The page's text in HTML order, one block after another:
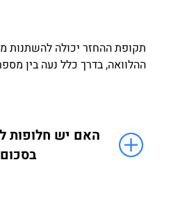
תקופת ההחזר יכולה להשתנות
ההלוואה, בדרך כלל נעה בין
האם יש חלופות